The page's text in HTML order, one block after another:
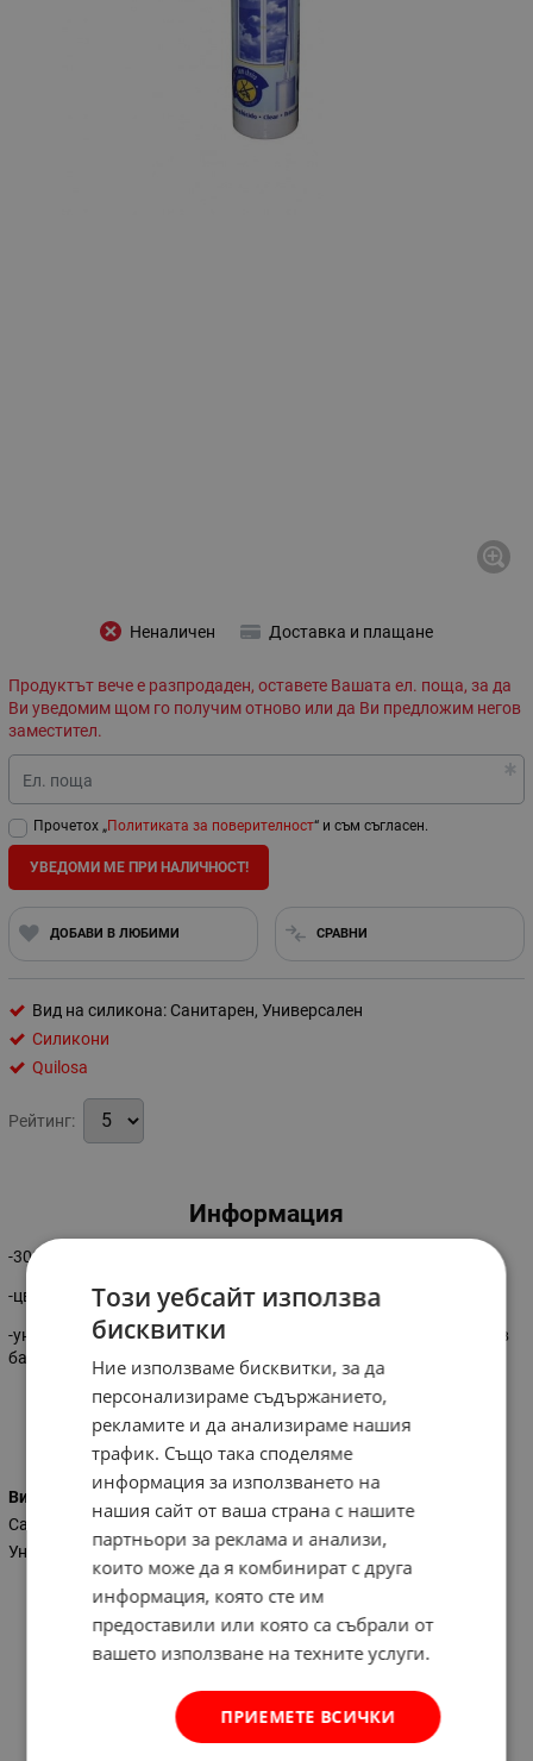
Неналичен Доставка и плащане
Продуктът вече е разпродаден, оставете Вашата ел. поща, за да
Ви уведомим щом го получим отново или да Ви предложим негов
заместител.
Ел. поща
Прочетох „Политиката за поверителност“ и съм съгласен.
УВЕДОМИ МЕ ПРИ НАЛИЧНОСТ!
ДОБАВИ В ЛЮБИМИ СРАВНИ
Вид на силикона: Санитарен, Универсален
Силикони
Quilosa
Рейтинг:
Информация
-300 мл.
-цвят:прозрачен
-универсален,силиконизиран,синтетичен херметик за употрба в
бани,остъкляване,външни и вътершни сглобки.
Характеристики
Вид на силикона
Санитарен
Универсален
Този уебсайт използва
бисквитки
Ние използваме бисквитки, за да
персонализираме съдържанието,
рекламите и да анализираме нашия
трафик. Също така споделяме
информация за използването на
нашия сайт от ваша страна с нашите
партньори за реклама и анализи,
които може да я комбинират с друга
информация, която сте им
предоставили или която са събрали от
вашето използване на техните услуги.
ПРИЕМЕТЕ ВСИЧКИ